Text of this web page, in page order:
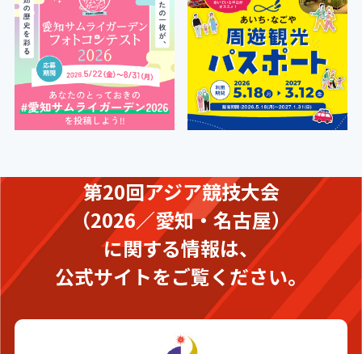
第20回アジア競技大会
（2026／愛知・名古屋）
に関する情報は、
公式サイトをご覧ください。